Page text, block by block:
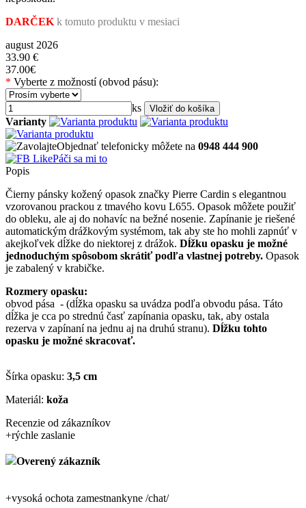
DARČEK k tomuto produktu v mesiaci
august 2026
33.90 €
37.00€
* Vyberte z možností (obvod pásu):
ks
Varianty
Objednať telefonicky môžete na 0948 444 900
Páči sa mi to
Popis
Čierny pánsky kožený opasok značky Pierre Cardin s elegantnou
vzorovanou prackou z tmavého kovu L655. Opasok môžete použiť
do obleku, ale aj do nohavíc na bežné nosenie. Zapínanie je riešené
automatickým drážkovým systémom, tak aby ste ho mohli zapnúť v
akejkoľvek dĺžke do niektorej z drážok. Dĺžku opasku je možné
jednoduchým spôsobom skrátiť podľa vlastnej potreby. Opasok
je zabalený v krabičke.
Rozmery opasku:
obvod pása - (dĺžka opasku sa uvádza podľa obvodu pása. Táto
dĺžka je cca po strednú časť zapínania opasku, tak, aby ostala
rezerva v zapínaní na jednu aj na druhú stranu). Dĺžku tohto
opasku je možné skracovať.
Šírka opasku: 3,5 cm
Materiál: koža
Recenzie od zákazníkov
+rýchle zaslanie
Overený zákazník
+vysoká ochota zamestnankyne /chat/